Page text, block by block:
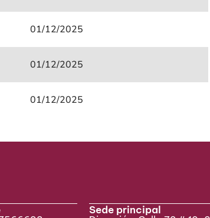
01/12/2025
01/12/2025
01/12/2025
Sede principal